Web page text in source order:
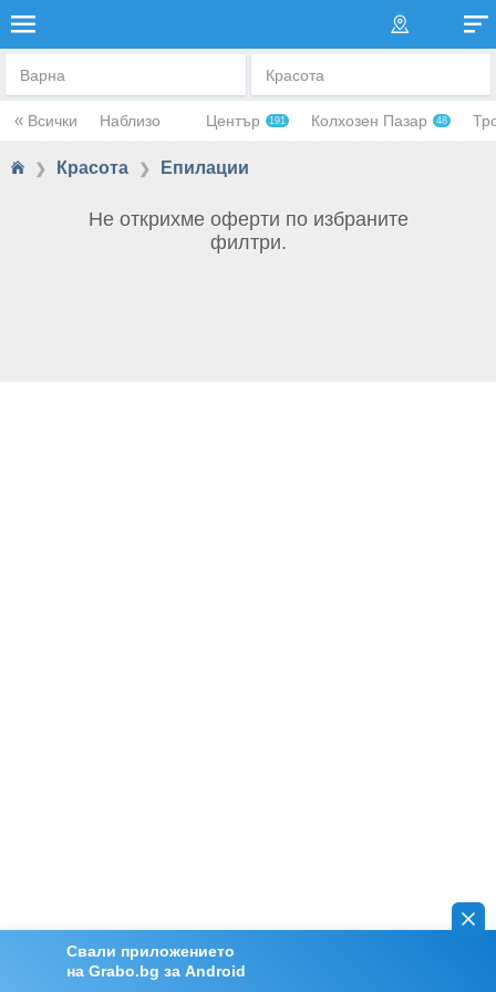
Варна Красота
« Всички Наблизо Център 191 Колхозен Пазар 48
❯ Красота ❯ Епилации
Свали приложението
на Grabo.bg за Android
Не открихме оферти по избраните
филтри.